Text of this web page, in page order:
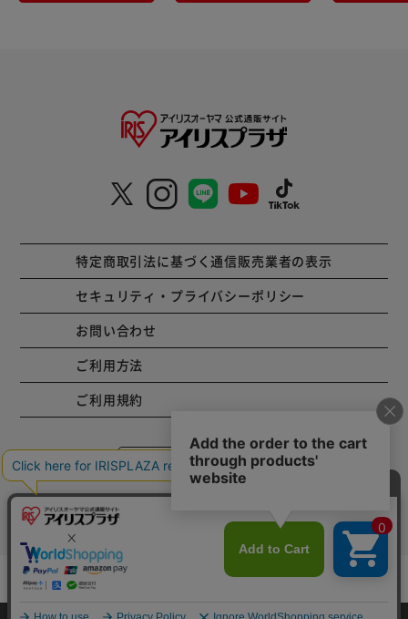
特定商取引法に基づく通信販売業者の表示
セキュリティ・プライバシーポリシー
お問い合わせ
ご利用方法
ご利用規約
コーポレートサイト
Copyright © 2001 IRISPLAZA. ALL Rights Reserved.